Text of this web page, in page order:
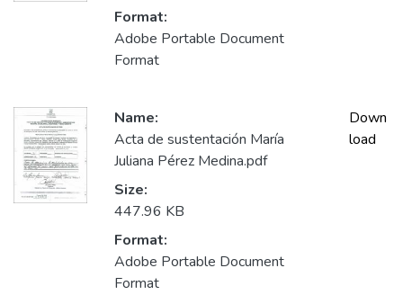
Format:
Adobe Portable Document
Format
Name:
Acta de sustentación María
Juliana Pérez Medina.pdf
Size:
447.96 KB
Format:
Adobe Portable Document
Format
Down
load